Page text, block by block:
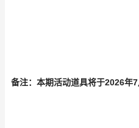
备注：本期活动道具将于2026年7